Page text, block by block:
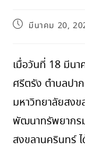
มีนาคม 20,
เมื่อวันที่ 18 มีน
ศรีตรัง ตำบลปา
มหาวิทยาลัยสง
พัฒนาทรัพยากร
สงขลานครินทร์